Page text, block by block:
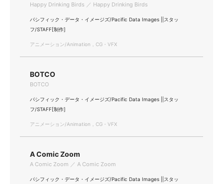
Happy Drinking Birds ／ Happy Drinking Birds
パシフィック・データ・イメージズ/Pacific Data Images ||スタッ
フ/STAFF[制作]
アニメーション/Animation，CG・VFX
BOTCO
BOTCO
パシフィック・データ・イメージズ/Pacific Data Images ||スタッ
フ/STAFF[制作]
アニメーション/Animation，CG・VFX
A Comic Zoom
A Comic Zoom ／ A Comic Zoom
パシフィック・データ・イメージズ/Pacific Data Images ||スタッ